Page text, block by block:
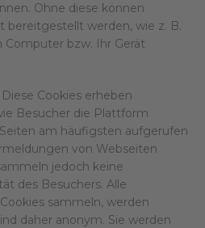
Ohne diese können
bereitgestellt werden, wie z. B.
bzw. Ihr Gerät
Diese Cookies erheben
Besucher die Plattform
am häufigsten aufgerufen
von Webseiten
jedoch keine
des Besuchers. Alle
sammeln, werden
daher anonym. Sie werden